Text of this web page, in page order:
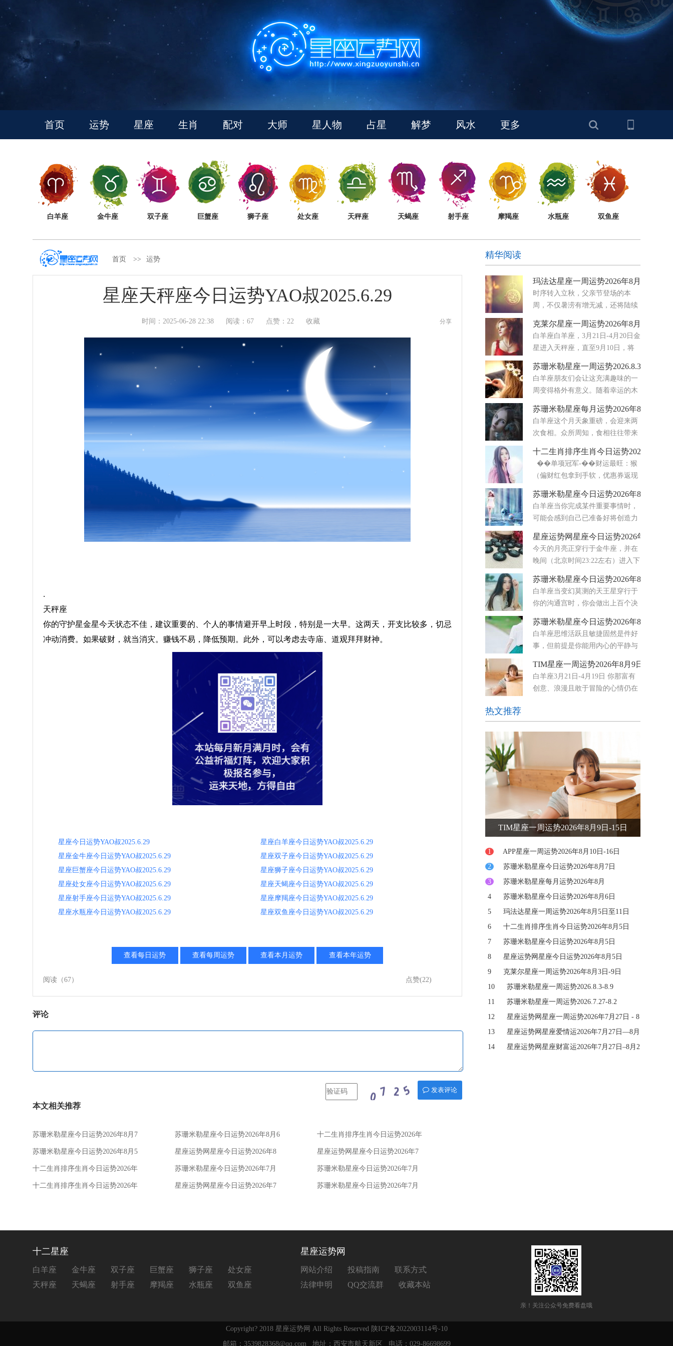
首页 运势 星座 生肖 配对 大师 星人物 占星 解梦 风水 更多
白羊座 金牛座 双子座 巨蟹座 狮子座 处女座 天秤座 天蝎座 射手座 摩羯座 水瓶座 双鱼座
首页 >> 运势
星座天秤座今日运势YAO叔2025.6.29
时间： 2025-06-28 22:38 阅读： 67 点赞： 22 收藏 分享
.
天秤座
你的守护星金星今天状态不佳，建议重要的、个人的事情避开早上时段，特别是一大早。这两天，开支比较多，切忌
冲动消费。如果破财，就当消灾。赚钱不易，降低预期。此外，可以考虑去寺庙、道观拜拜财神。
星座今日运势YAO叔2025.6.29
星座白羊座今日运势YAO叔2025.6.29
星座金牛座今日运势YAO叔2025.6.29
星座双子座今日运势YAO叔2025.6.29
星座巨蟹座今日运势YAO叔2025.6.29
星座狮子座今日运势YAO叔2025.6.29
星座处女座今日运势YAO叔2025.6.29
星座天蝎座今日运势YAO叔2025.6.29
星座射手座今日运势YAO叔2025.6.29
星座摩羯座今日运势YAO叔2025.6.29
星座水瓶座今日运势YAO叔2025.6.29
星座双鱼座今日运势YAO叔2025.6.29
查看每日运势 查看每周运势 查看本月运势 查看本年运势
阅读 （67） 点赞(22)
评论
发表评论
本文相关推荐
苏珊米勒星座今日运势2026年8月7
日
苏珊米勒星座今日运势2026年8月6
日
十二生肖排序生肖今日运势2026年
8月5日
苏珊米勒星座今日运势2026年8月5
日
星座运势网星座今日运势2026年8
月5日
星座运势网星座今日运势2026年7
月28日
十二生肖排序生肖今日运势2026年
7月28日
苏珊米勒星座今日运势2026年7月
28日
苏珊米勒星座今日运势2026年7月
24日
十二生肖排序生肖今日运势2026年
星座运势网星座今日运势2026年7
苏珊米勒星座今日运势2026年7月
精华阅读
玛法达星座一周运势2026年8月5日至11
时序转入立秋，父亲节登场的本
周，不仅暑涝有增无减，还将陆续
子座与火星转进巨蟹座三大星兆大氛围的集体转
向，从国际到社会的集体潜意识将出现既妥协务
实，又难免高调主观的矛盾循环
克莱尔星座一周运势2026年8月3日-9日
白羊座白羊座，3月21日-4月20日金
星进入天秤座，直至9月10日，将
协议和情感公平上。你开始注意到哪些地方的努力
感觉是单向的，哪些地方真正存在着平衡。八月要
求你停止满足
苏珊米勒星座一周运势2026.8.3-8.9
白羊座朋友们会让这充满趣味的一
周变得格外有意义。随着幸运的木
富有表现力的区域，你的爱情生活正熠熠生辉。无
论你是单身还是正处于幸福的恋爱关系中，浪漫之
花都在绽放。未来几天，
苏珊米勒星座每月运势2026年8月
白羊座这个月天象重磅，会迎来两
次食相。众所周知，食相往往带来
感悟。第一次是8月12日发生在狮子座20度的新月
日食，整体氛围十分利好。新月代表机遇，会打开
从前难以触及的大门
十二生肖排序生肖今日运势2026年8月5
��单项冠军-��财运最旺：猴
（偏财红包拿到手软，优惠券返现
（自信＋热情＋温柔，桃花三剑客）-��事业最
佳：龙&虎（战
苏珊米勒星座今日运势2026年8月6日
白羊座当你完成某件重要事情时，
可能会感到自己已准备好将创造力
底，个人项目或浪漫时刻都会显得更加意义非凡。
随着狮子座的太阳与白羊座的土星形成合相，你或
许能更自然地向他人展现
星座运势网星座今日运势2026年8月5日
今天的月亮正穿行于金牛座，并在
晚间（北京时间23:22左右）进入下
种“清理”的冲动——你想放下那些不再服务于你的
东西，无论是物质上的堆积，还是情感上的负
担。 而最令
苏珊米勒星座今日运势2026年8月5日
白羊座当变幻莫测的天王星穿行于
你的沟通宫时，你会做出上百个决
影响下，你的思绪如闪电般迅捷，学习能力显著提
升，思维敏捷度也随之增强。此外，离奇古怪的话
题会引起你的兴趣，而你
苏珊米勒星座今日运势2026年8月7日
白羊座思维活跃且敏捷固然是件好
事，但前提是你能用内心的平静与
行在代表思想与细微感知第三宫。虽然这能让你的
思维更加敏锐，但也可能引发焦虑。你可能会感到
被迫迅速做出决定，或者
TIM星座一周运势2026年8月9日-15日
白羊座3月21日-4月19日 你那富有
创意、浪漫且敢于冒险的心情仍在
周。）但周二会将你的一部分火力转移到家庭事务
在这
热文推荐
TIM星座一周运势2026年8月9日-15日
1
APP星座一周运势2026年8月10日-16日
2
苏珊米勒星座今日运势2026年8月7日
3
苏珊米勒星座每月运势2026年8月
4
苏珊米勒星座今日运势2026年8月6日
5
玛法达星座一周运势2026年8月5日至11日
6
十二生肖排序生肖今日运势2026年8月5日
7
苏珊米勒星座今日运势2026年8月5日
8
星座运势网星座今日运势2026年8月5日
9
克莱尔星座一周运势2026年8月3日-9日
10
苏珊米勒星座一周运势2026.8.3-8.9
11
苏珊米勒星座一周运势2026.7.27-8.2
12
星座运势网星座一周运势2026年7月27日 - 8
月2日
13
星座运势网星座爱情运2026年7月27日—8月
2日
14
星座运势网星座财富运2026年7月27日–8月2
十二星座
白羊座 金牛座 双子座 巨蟹座 狮子座
处女座
天秤座
天蝎座 射手座 摩羯座 水瓶座 双鱼座
星座运势网
网站介绍 投稿指南
联系方式
法律申明
QQ交流群 收藏本站
亲！关注公众号免费看盘哦
Copyright? 2018 星座运势网 All Rights Reserved 陕ICP备2022003114号-10
邮箱：3539828368@qq.com 地址：西安市航天新区 电话：029-86698699